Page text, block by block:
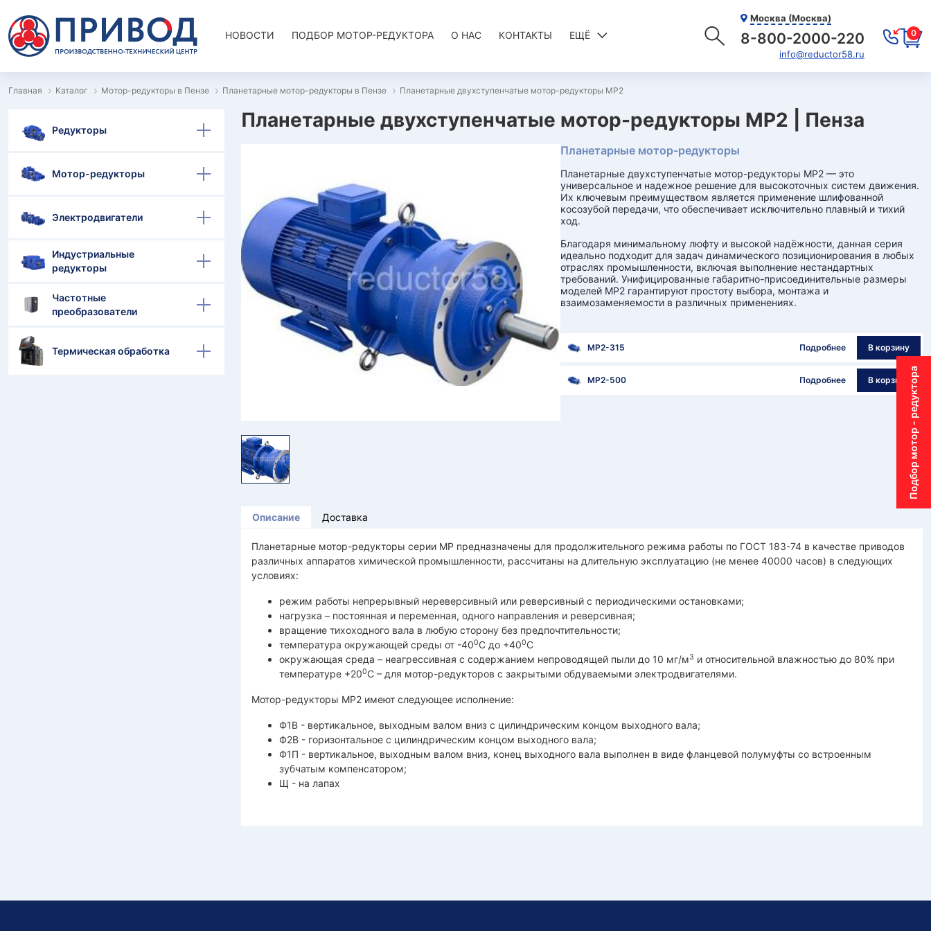
НОВОСТИ ПОДБОР МОТОР-РЕДУКТОРА О НАС КОНТАКТЫ ЕЩЁ
Москва (Москва)
8-800-2000-220
info@reductor58.ru
0
Подбор мотор - редуктора
Главная Каталог Мотор-редукторы в Пензе Планетарные мотор-редукторы в Пензе Планетарные двухступенчатые мотор-редукторы МР2
Редукторы
Мотор-редукторы
Электродвигатели
Индустриальные
редукторы
Частотные
преобразователи
Термическая обработка
Планетарные двухступенчатые мотор-редукторы МР2 | Пенза
Планетарные мотор-редукторы
Планетарные двухступенчатые мотор-редукторы МР2 — это
универсальное и надежное решение для высокоточных систем движения.
Их ключевым преимуществом является применение шлифованной
косозубой передачи, что обеспечивает исключительно плавный и тихий
ход.
Благодаря минимальному люфту и высокой надёжности, данная серия
идеально подходит для задач динамического позиционирования в любых
отраслях промышленности, включая выполнение нестандартных
требований. Унифицированные габаритно-присоединительные размеры
моделей МР2 гарантируют простоту выбора, монтажа и
взаимозаменяемости в различных применениях.
МР2-315 Подробнее В корзину
МР2-500 Подробнее В корзину
Описание Доставка
Планетарные мотор-редукторы серии МР предназначены для продолжительного режима работы по ГОСТ 183-74 в качестве приводов
различных аппаратов химической промышленности, рассчитаны на длительную эксплуатацию (не менее 40000 часов) в следующих
условиях:
режим работы непрерывный нереверсивный или реверсивный с периодическими остановками;
нагрузка – постоянная и переменная, одного направления и реверсивная;
вращение тихоходного вала в любую сторону без предпочтительности;
температура окружающей среды от -400С до +400С
окружающая среда – неагрессивная с содержанием непроводящей пыли до 10 мг/м3 и относительной влажностью до 80% при
температуре +200С – для мотор-редукторов с закрытыми обдуваемыми электродвигателями.
Мотор-редукторы МР2 имеют следующее исполнение:
Ф1В - вертикальное, выходным валом вниз с цилиндрическим концом выходного вала;
Ф2В - горизонтальное с цилиндрическим концом выходного вала;
Ф1П - вертикальное, выходным валом вниз, конец выходного вала выполнен в виде фланцевой полумуфты со встроенным
зубчатым компенсатором;
Щ - на лапах